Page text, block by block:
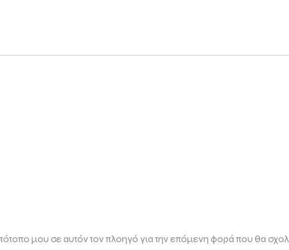
μου σε αυτόν τον πλοηγό για την επόμενη φορά που θα